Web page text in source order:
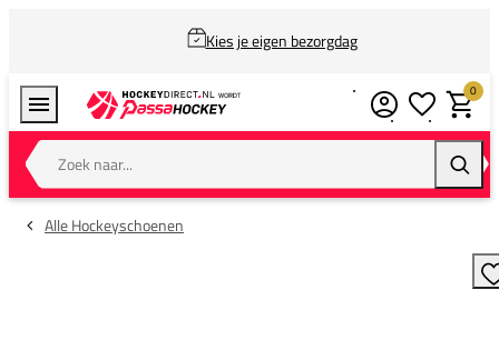
Kies je eigen bezorgdag
Zoek naar...
0
Alle Hockeyschoenen